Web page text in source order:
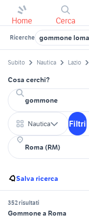
Home Cerca
Ricerche gommone
Subito Nautica Lazio
Cosa cerchi?
Nautica Filtri
Salva ricerca
352 risultati
Gommone a Roma